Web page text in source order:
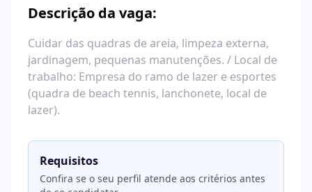
Descrição da vaga:
Cuidar das quadras de areia, limpeza externa,
jardinagem, pequenas manutenções. / Local de
trabalho: Empresa do ramo de lazer e esportes
(quadra de beach tennis, lanchonete, local de
lazer).
Requisitos
Confira se o seu perfil atende aos critérios antes